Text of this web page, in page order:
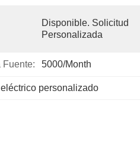
Disponible. Solicitud
Personalizada
Fuente: 5000/month
personalizado